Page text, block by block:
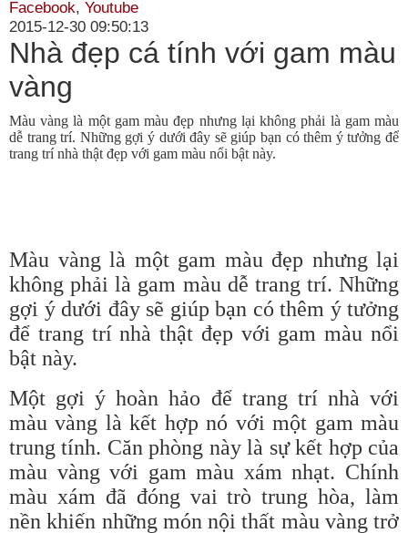
Facebook, Youtube
2015-12-30 09:50:13
Nhà đẹp cá tính với gam màu
vàng
Màu vàng là một gam màu đẹp nhưng lại không phải là gam màu
dễ trang trí. Những gợi ý dưới đây sẽ giúp bạn có thêm ý tưởng để
trang trí nhà thật đẹp với gam màu nổi bật này.
Màu vàng là một gam màu đẹp nhưng lại
không phải là gam màu dễ trang trí. Những
gợi ý dưới đây sẽ giúp bạn có thêm ý tưởng
để trang trí nhà thật đẹp với gam màu nổi
bật này.
Một gợi ý hoàn hảo để trang trí nhà với
màu vàng là kết hợp nó với một gam màu
trung tính. Căn phòng này là sự kết hợp của
màu vàng với gam màu xám nhạt. Chính
màu xám đã đóng vai trò trung hòa, làm
nền khiến những món nội thất màu vàng trở